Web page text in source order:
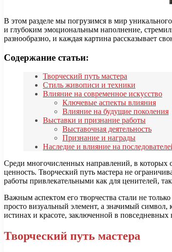
В этом разделе мы погрузимся в мир
и глубоким эмоциональным наполнение,
разнообразно, и каждая картина рассказывает
Содержание статьи:
Творческий путь мастера
Стиль живописи и техники
Влияние на современное искусство
Ключевые аспекты влияния
Влияние на будущие поколения
Выставки и признание работы
Выставочная деятельность
Признание и награды
Наследие и влияние на
Среди многочисленных направлений, в которых
ценность. Творческий путь мастера не
работы привлекательными как для ценителей,
Важным аспектом его творчества стали не
просто визуальный элемент, а значимый
истинах и красоте, заключенной в повседневных
Творческий путь мастера